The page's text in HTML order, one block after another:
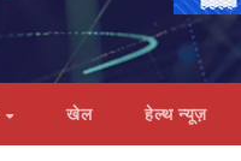
खेल हेल्थ न्यूज़